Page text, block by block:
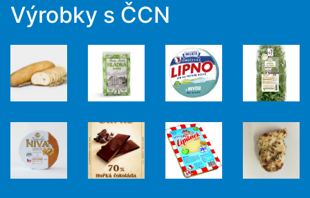
Výrobky s ČCN